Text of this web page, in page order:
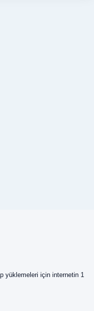
yüklemeleri için internetin 1